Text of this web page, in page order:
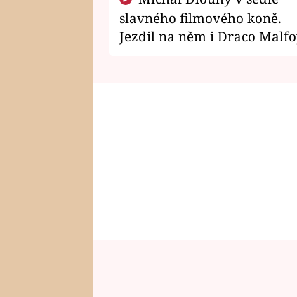
slavného filmového koně.
Jezdil na něm i Draco